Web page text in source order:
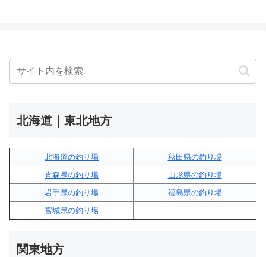
北海道｜東北地方
北海道の釣り場
秋田県の釣り場
青森県の釣り場
山形県の釣り場
岩手県の釣り場
福島県の釣り場
宮城県の釣り場
–
関東地方